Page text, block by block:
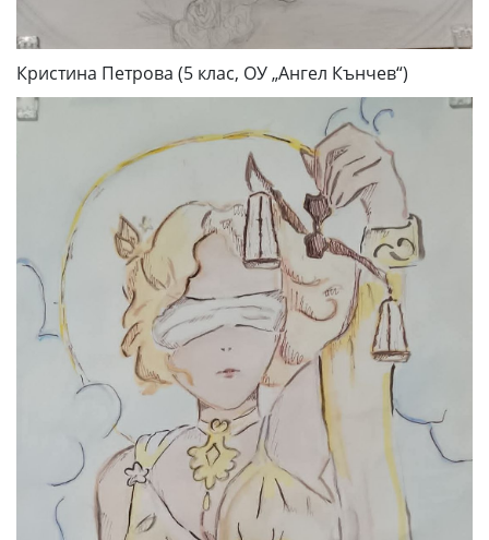
Кристина Петрова (5 клас, ОУ „Ангел Кънчев“)